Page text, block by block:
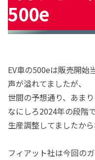
500e
EV車の500eは販売開始
声が溢れてましたが、
世間の予想通り、あま
なにしろ2024年の段階
生産調整してましたか
フィアット社は今回の